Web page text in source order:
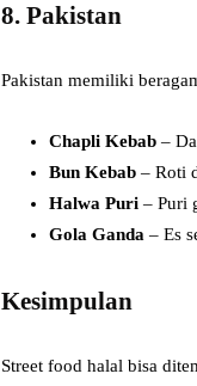
8. Pakistan
Pakistan memiliki
Chapli Kebab –
Bun Kebab – Roti
Halwa Puri – Puri
Gola Ganda – Es
Kesimpulan
Street food halal bisa